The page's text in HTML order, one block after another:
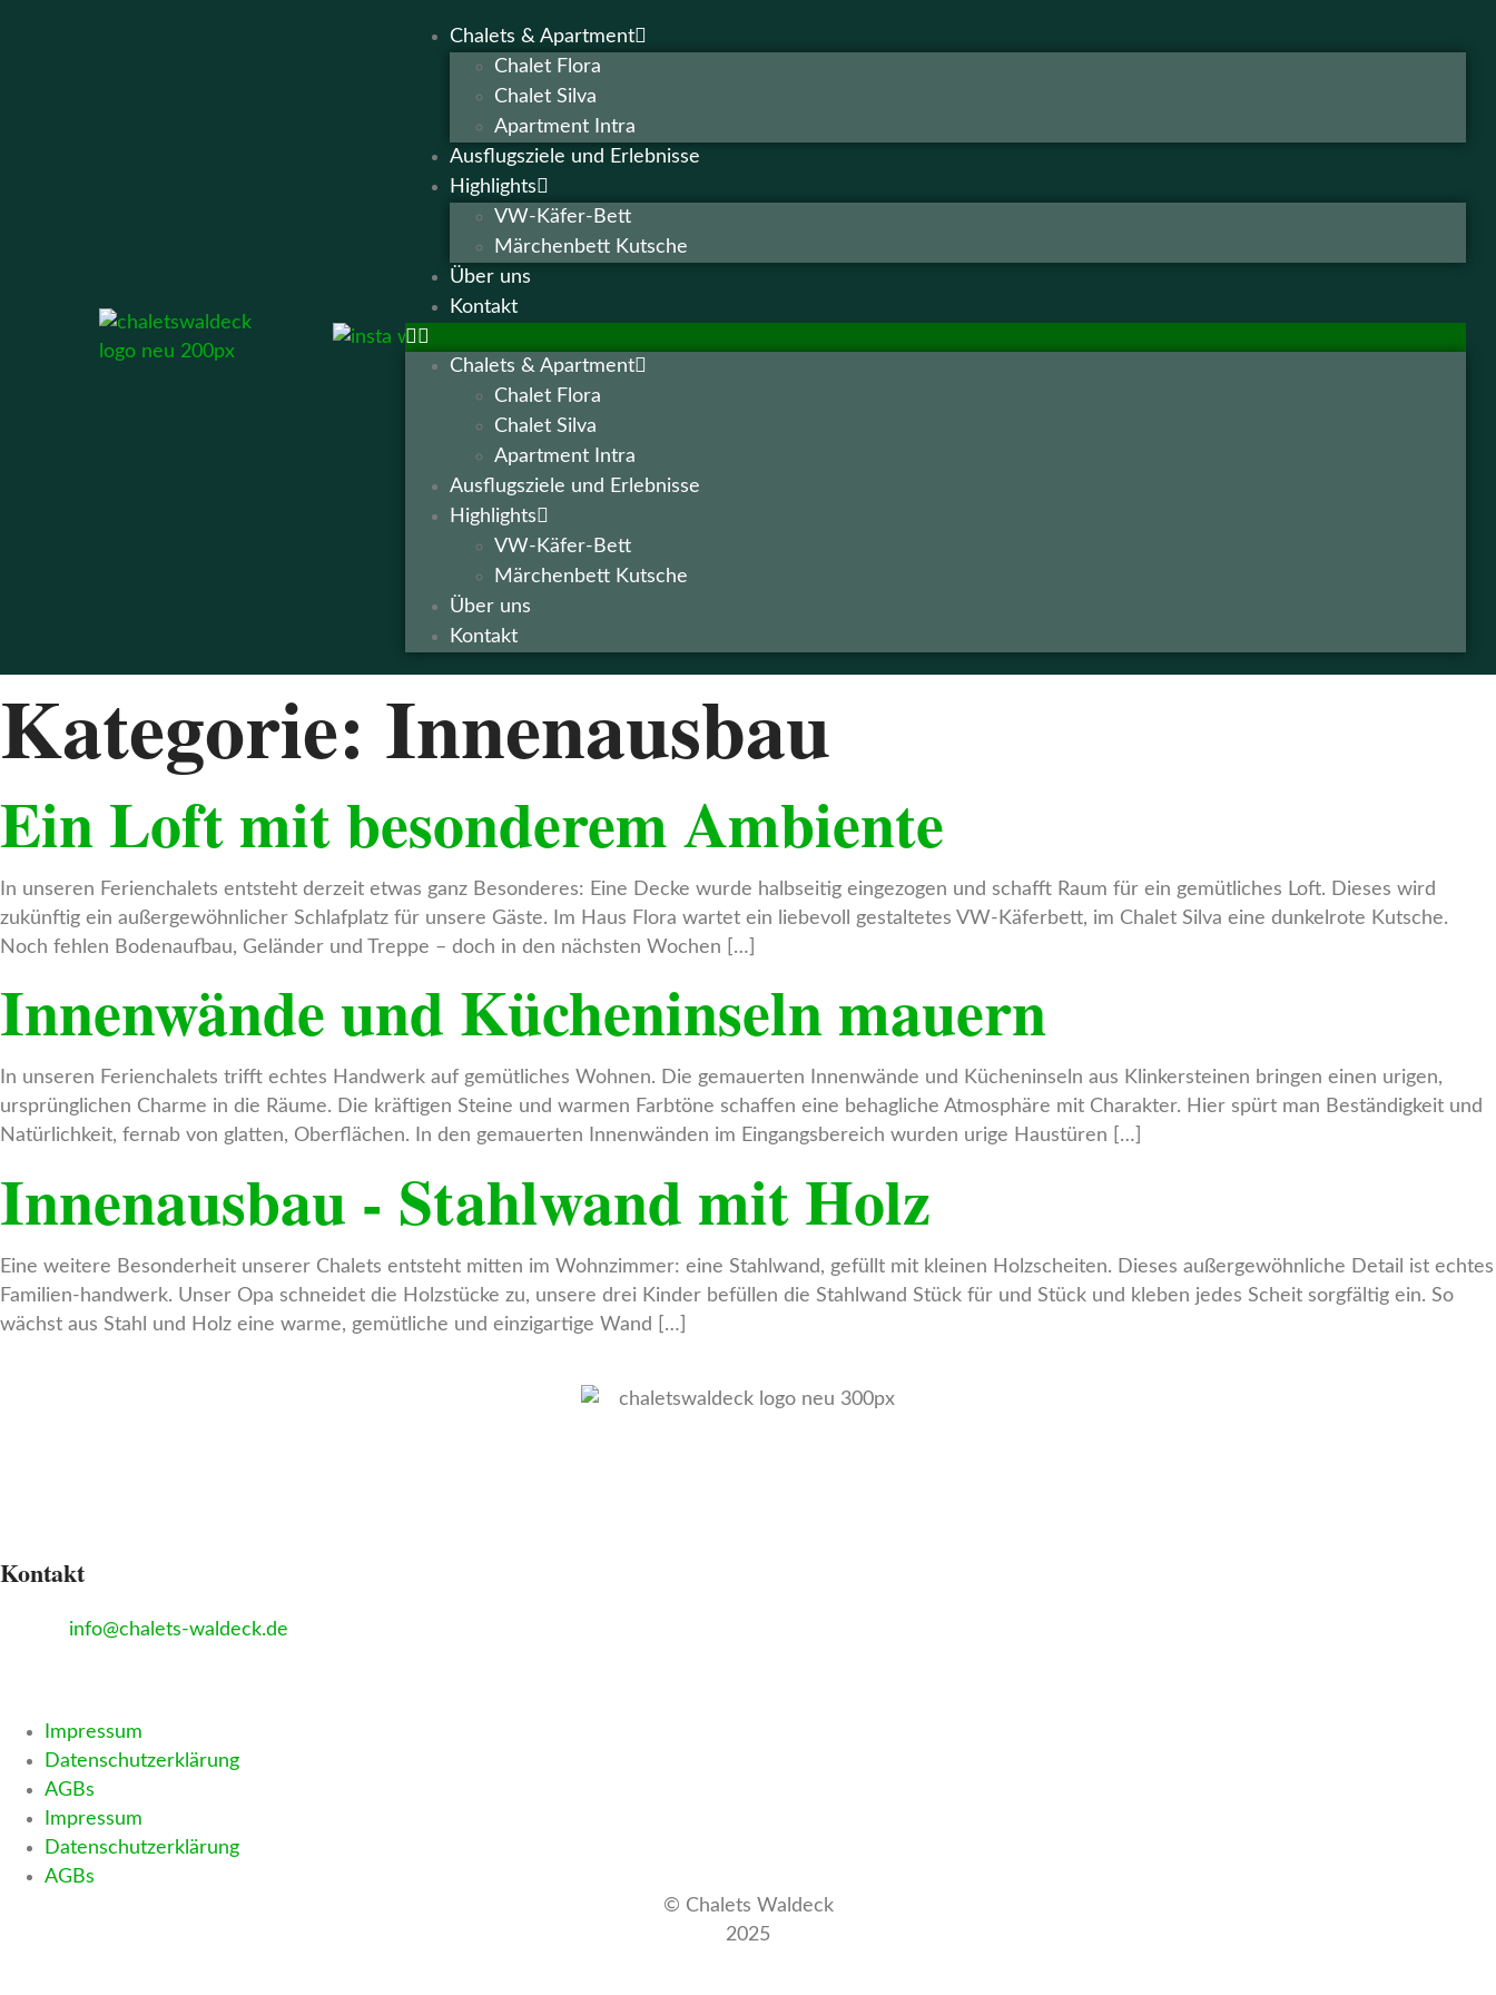
Chalets & Apartment
Chalet Flora
Chalet Silva
Apartment Intra
Ausflugsziele und Erlebnisse
Highlights
VW-Käfer-Bett
Märchenbett Kutsche
Über uns
Kontakt
Chalets & Apartment
Chalet Flora
Chalet Silva
Apartment Intra
Ausflugsziele und Erlebnisse
Highlights
VW-Käfer-Bett
Märchenbett Kutsche
Über uns
Kontakt
Kategorie: Innenausbau
Ein Loft mit besonderem Ambiente
In unseren Ferienchalets entsteht derzeit etwas ganz Besonderes: Eine Decke wurde halbseitig eingezogen und schafft Raum für ein gemütliches Loft. Dieses wird
zukünftig ein außergewöhnlicher Schlafplatz für unsere Gäste. Im Haus Flora wartet ein liebevoll gestaltetes VW-Käferbett, im Chalet Silva eine dunkelrote Kutsche.
Noch fehlen Bodenaufbau, Geländer und Treppe – doch in den nächsten Wochen […]
Innenwände und Kücheninseln mauern
In unseren Ferienchalets trifft echtes Handwerk auf gemütliches Wohnen. Die gemauerten Innenwände und Kücheninseln aus Klinkersteinen bringen einen urigen,
ursprünglichen Charme in die Räume. Die kräftigen Steine und warmen Farbtöne schaffen eine behagliche Atmosphäre mit Charakter. Hier spürt man Beständigkeit und
Natürlichkeit, fernab von glatten, Oberflächen. In den gemauerten Innenwänden im Eingangsbereich wurden urige Haustüren […]
Innenausbau - Stahlwand mit Holz
Eine weitere Besonderheit unserer Chalets entsteht mitten im Wohnzimmer: eine Stahlwand, gefüllt mit kleinen Holzscheiten. Dieses außergewöhnliche Detail ist echtes
Familien-handwerk. Unser Opa schneidet die Holzstücke zu, unsere drei Kinder befüllen die Stahlwand Stück für und Stück und kleben jedes Scheit sorgfältig ein. So
wächst aus Stahl und Holz eine warme, gemütliche und einzigartige Wand […]
Kontakt
info@chalets-waldeck.de
Impressum
Datenschutzerklärung
AGBs
Impressum
Datenschutzerklärung
AGBs
© Chalets Waldeck
2025